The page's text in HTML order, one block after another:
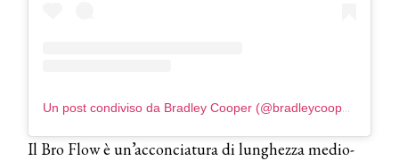
Un post condiviso da Bradley Cooper (@bradleycooper__original)
Il Bro Flow è un’acconciatura di lunghezza medio-